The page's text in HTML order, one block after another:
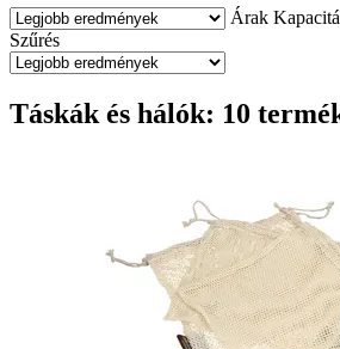
Árak
Szűrés
Táskák és hálók: 10